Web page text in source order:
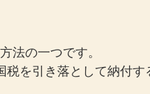
法の一つです。
を引き落として納付す